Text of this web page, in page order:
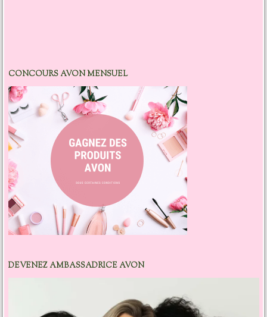
CONCOURS AVON MENSUEL
DEVENEZ AMBASSADRICE AVON